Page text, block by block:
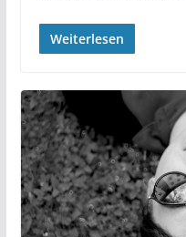
Weiterlesen